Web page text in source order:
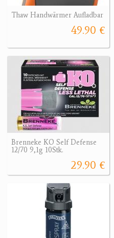
Thaw Handwärmer Aufladbar
49.90 €
Brenneke KO Self Defense
12/70 9,1g 10Stk.
29.90 €